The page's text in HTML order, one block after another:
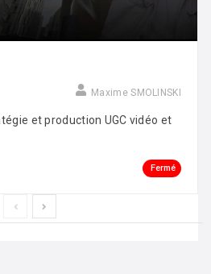
Maxime SMOLINSKI
et production UGC vidéo et
Fermé